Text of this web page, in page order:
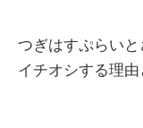
つぎはすぷらい
イチオシする理由